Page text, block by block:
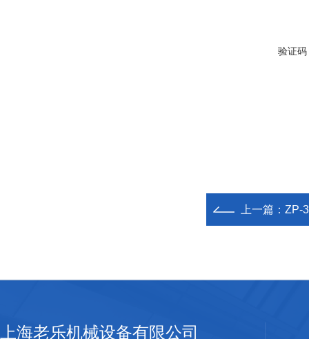
验证码
上一篇： ZP-
上海老乐机械设备有限公司